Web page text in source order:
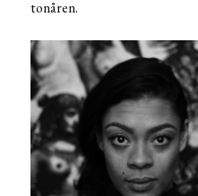
tonåren.